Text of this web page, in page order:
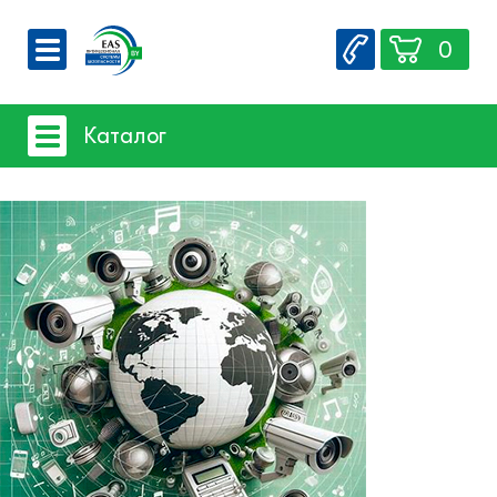
О компании
Вакансии
Контакты
0
Каталог
Системы видеонаблюдения
Системы защиты товаров от краж
Счетчики посетителей
Защита товара на стеллажах
Системы фонового озвучивания
помещений